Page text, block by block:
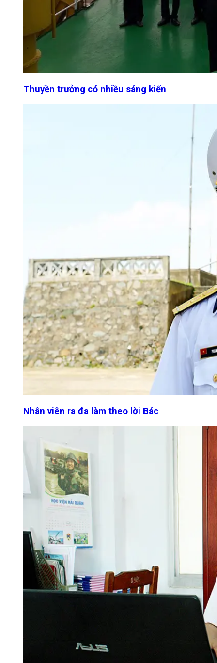
Thuyền trưởng có nhiều sáng kiến
Nhân viên ra đa làm theo lời Bác